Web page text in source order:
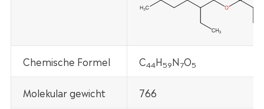
Chemische Formel C44H59N7O5
Molekular gewicht 766